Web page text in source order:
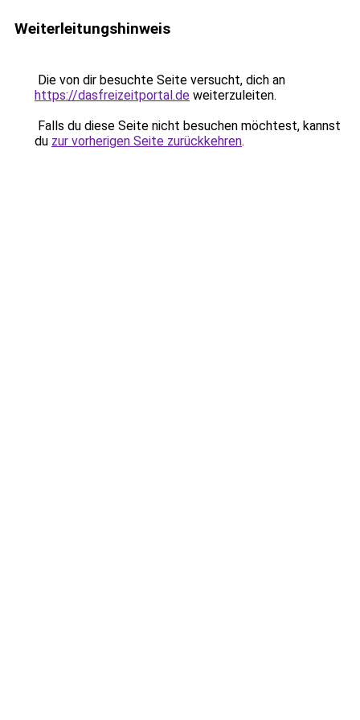
Weiterleitungshinweis
Die von dir besuchte Seite versucht, dich an
https://dasfreizeitportal.de weiterzuleiten.
Falls du diese Seite nicht besuchen möchtest, kannst
du zur vorherigen Seite zurückkehren.